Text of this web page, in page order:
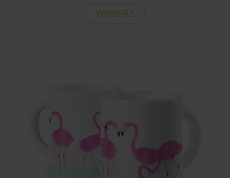
WYBIERZ